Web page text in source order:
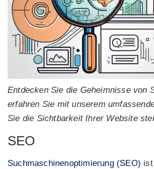
Entdecken Sie die Geheimnisse von
erfahren Sie mit unserem
Sie die Sichtbarkeit Ihrer Website
SEO
Suchmaschinenoptimierung (SEO)